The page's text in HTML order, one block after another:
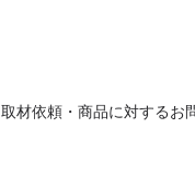
取材依頼・商品に対するお